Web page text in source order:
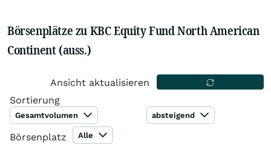
Börsenplätze zu KBC Equity Fund North American
Continent (auss.)
Ansicht aktualisieren
Sortierung
Gesamtvolumen absteigend
Börsenplatz Alle